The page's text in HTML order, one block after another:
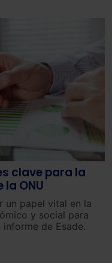
clave para la
ONU
un papel vital en la
y social para
de Esade.